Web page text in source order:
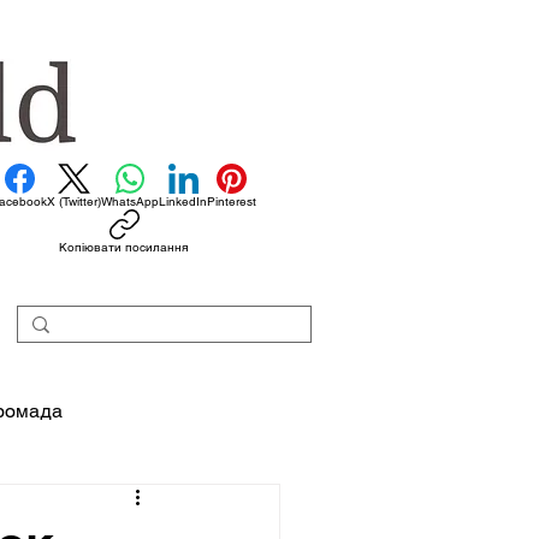
X (Twitter)WhatsAppLinkedInPinterest
Копіювати посилання